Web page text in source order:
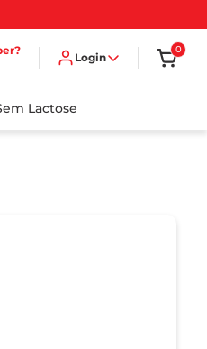
Login
0
Lactose